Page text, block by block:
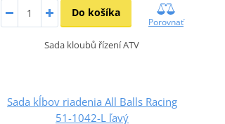
Do košíka
Porovnať
Sada kloubů řízení ATV
Sada kĺbov riadenia All Balls Racing
51-1042-L ľavý